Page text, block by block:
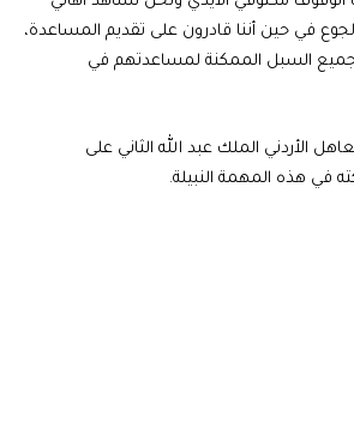
في حين أننا قادرون على تقديم المساعدة،
السبل الممكنة لمساعدتهم في
الأردني الملك عبد الله الثاني على
في هذه المهمة النبيلة.